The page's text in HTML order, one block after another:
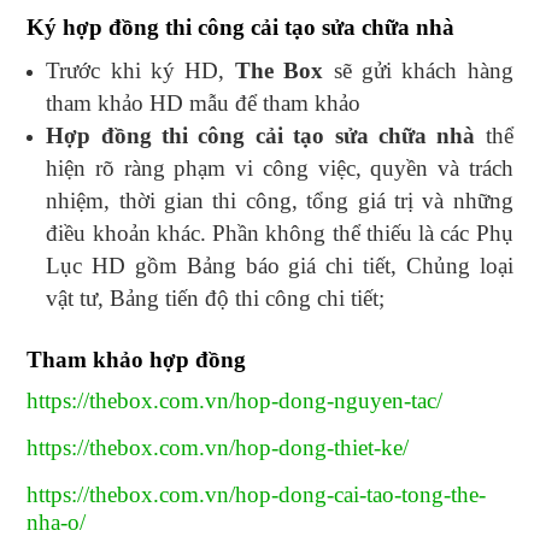
Ký hợp đồng thi công cải tạo sửa chữa nhà
Trước khi ký HD, The Box sẽ gửi khách hàng
tham khảo HD mẫu để tham khảo
Hợp đồng thi công cải tạo sửa chữa nhà thể
hiện rõ ràng phạm vi công việc, quyền và trách
nhiệm, thời gian thi công, tổng giá trị và những
điều khoản khác. Phần không thể thiếu là các Phụ
Lục HD gồm Bảng báo giá chi tiết, Chủng loại
vật tư, Bảng tiến độ thi công chi tiết;
Tham khảo hợp đồng
https://thebox.com.vn/hop-dong-nguyen-tac/
https://thebox.com.vn/hop-dong-thiet-ke/
https://thebox.com.vn/hop-dong-cai-tao-tong-the-
nha-o/